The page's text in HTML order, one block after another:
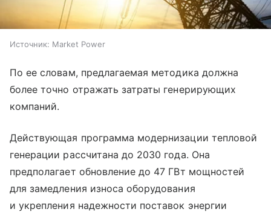
Источник: Market Power
По ее словам, предлагаемая методика должна
более точно отражать затраты генерирующих
компаний.
Действующая программа модернизации тепловой
генерации рассчитана до 2030 года. Она
предполагает обновление до 47 ГВт мощностей
для замедления износа оборудования
и укрепления надежности поставок энергии